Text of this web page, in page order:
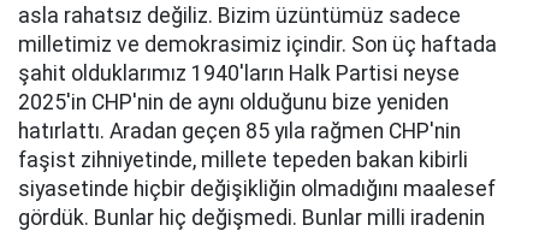
asla rahatsız değiliz. Bizim üzüntümüz sadece
milletimiz ve demokrasimiz içindir. Son üç haftada
şahit olduklarımız 1940'ların Halk Partisi neyse
2025'in CHP'nin de aynı olduğunu bize yeniden
hatırlattı. Aradan geçen 85 yıla rağmen CHP'nin
faşist zihniyetinde, millete tepeden bakan kibirli
siyasetinde hiçbir değişikliğin olmadığını maalesef
gördük. Bunlar hiç değişmedi. Bunlar milli iradenin